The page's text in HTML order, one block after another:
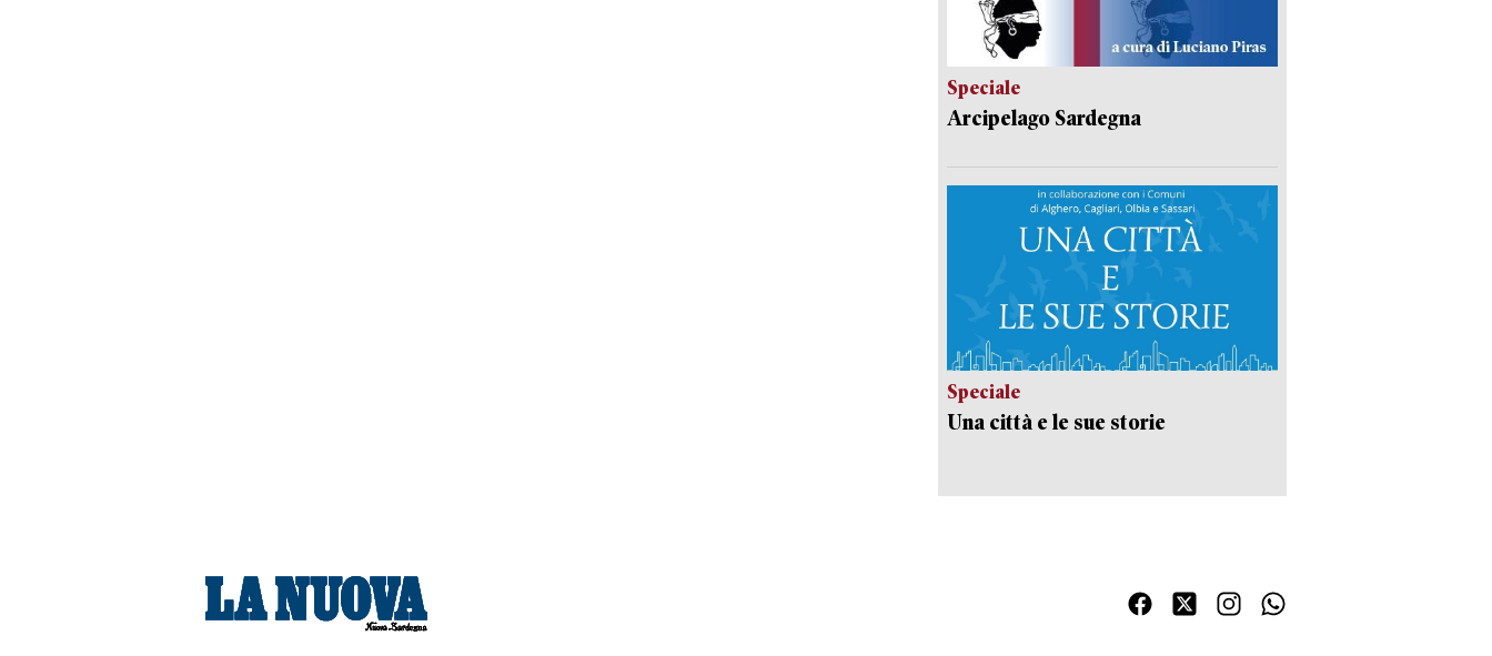
Speciale
Arcipelago Sardegna
Speciale
Una città e le sue storie